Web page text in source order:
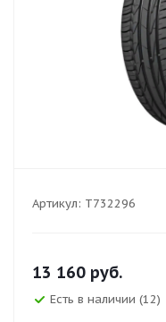
Артикул: T732296
13 160 руб.
Есть в наличии (12)